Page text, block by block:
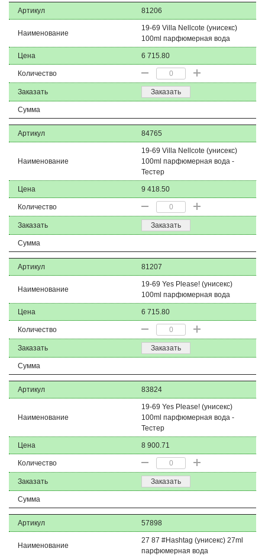
Артикул 81206
Наименование
19-69 Villa Nellcote (унисекс)
100ml парфюмерная вода
Цена 6 715.80
Количество
Заказать Заказать
Сумма
Артикул 84765
Наименование
19-69 Villa Nellcote (унисекс)
100ml парфюмерная вода -
Тестер
Цена 9 418.50
Количество
Заказать Заказать
Сумма
Артикул 81207
Наименование
19-69 Yes Please! (унисекс)
100ml парфюмерная вода
Цена 6 715.80
Количество
Заказать Заказать
Сумма
Артикул 83824
Наименование
19-69 Yes Please! (унисекс)
100ml парфюмерная вода -
Тестер
Цена 8 900.71
Количество
Заказать Заказать
Сумма
Артикул 57898
Наименование
27 87 #Hashtag (унисекс) 27ml
парфюмерная вода